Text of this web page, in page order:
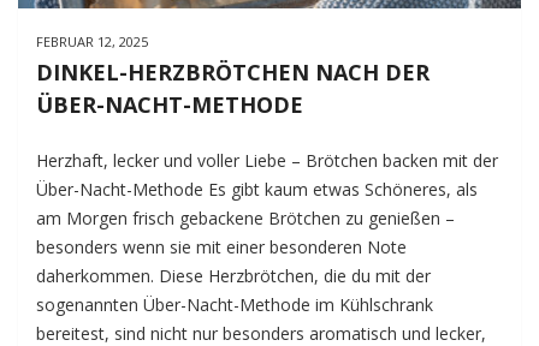
FEBRUAR 12, 2025
DINKEL-HERZBRÖTCHEN NACH DER
ÜBER-NACHT-METHODE
Herzhaft, lecker und voller Liebe – Brötchen backen mit der
Über-Nacht-Methode Es gibt kaum etwas Schöneres, als
am Morgen frisch gebackene Brötchen zu genießen –
besonders wenn sie mit einer besonderen Note
daherkommen. Diese Herzbrötchen, die du mit der
sogenannten Über-Nacht-Methode im Kühlschrank
bereitest, sind nicht nur besonders aromatisch und lecker,